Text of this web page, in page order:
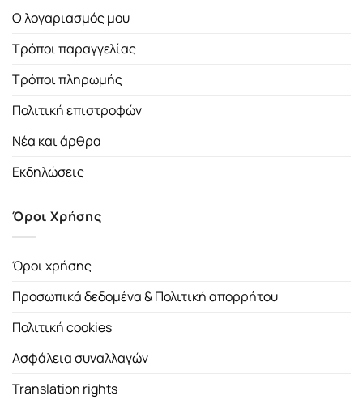
Ο λογαριασμός μου
Τρόποι παραγγελίας
Τρόποι πληρωμής
Πολιτική επιστροφών
Νέα και άρθρα
Εκδηλώσεις
Όροι Χρήσης
Όροι χρήσης
Προσωπικά δεδομένα & Πολιτική απορρήτου
Πολιτική cookies
Ασφάλεια συναλλαγών
Translation rights